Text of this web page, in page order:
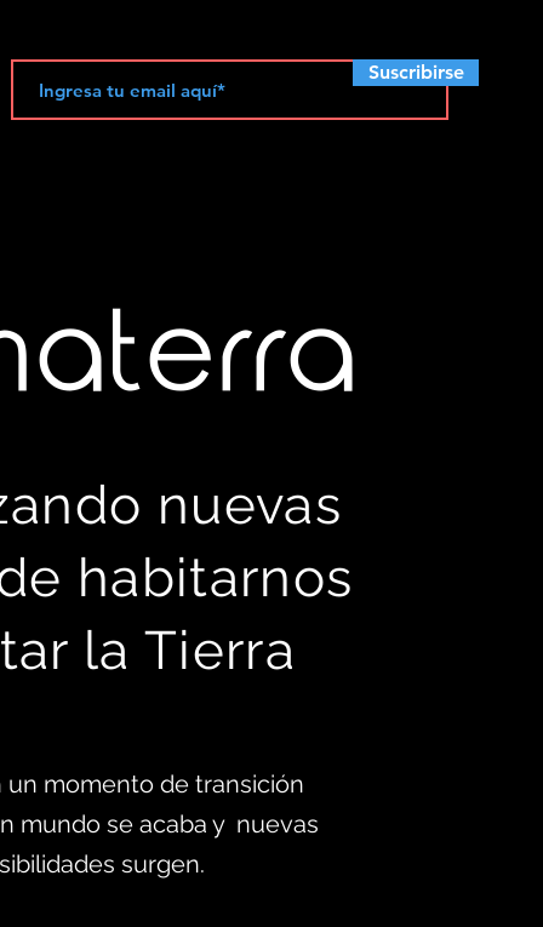
Suscribirse
nuevas
e habitarnos
la Tierra
un momento de transición
mundo se acaba y nuevas
surgen.